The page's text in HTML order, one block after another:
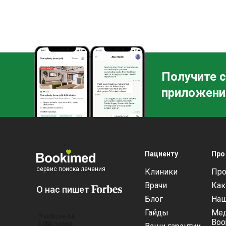
Получите
сервис поиска лечения
О нас пишет
Пациенту
Клиники
Врачи
Блог
Гайды
Про